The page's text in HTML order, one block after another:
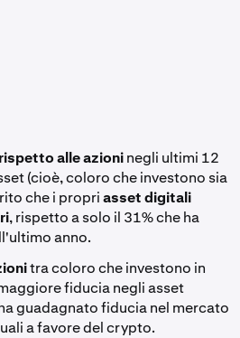
alle azioninegli ultimi 12
(cioè, coloro che investono sia
che i propriasset digitali
, rispetto a solo il 31% che ha
anno.
tra coloro che investono in
fiducia negli asset
guadagnato fiducia nel mercato
a favore del crypto.